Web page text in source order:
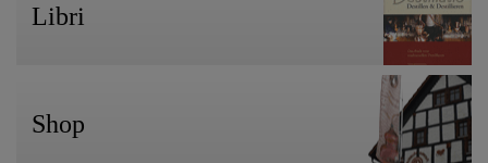
Libri
Shop